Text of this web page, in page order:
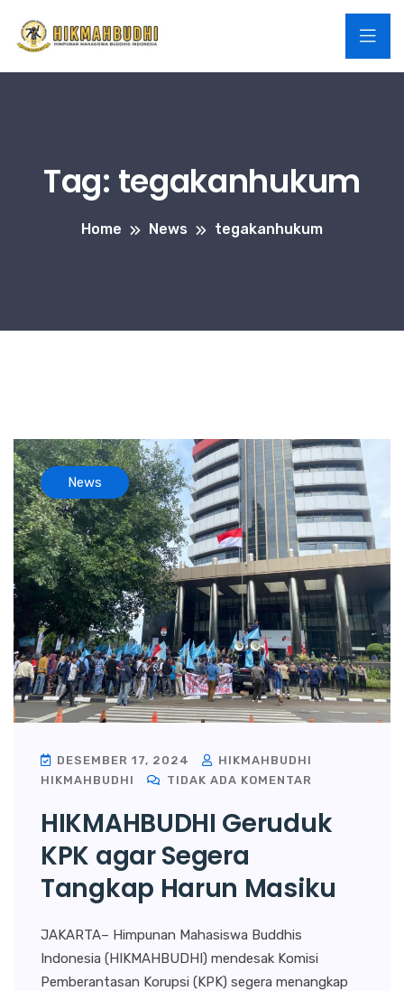
Tag: tegakanhukum
Home News tegakanhukum
News
DESEMBER 17, 2024
HIKMAHBUDHI
HIKMAHBUDHI
TIDAK ADA KOMENTAR
HIKMAHBUDHI Geruduk
KPK agar Segera
Tangkap Harun Masiku
JAKARTA– Himpunan Mahasiswa Buddhis
Indonesia (HIKMAHBUDHI) mendesak Komisi
Pemberantasan Korupsi (KPK) segera menangkap